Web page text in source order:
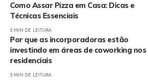
Como Assar Pizza em Casa: Dicas e
Técnicas Essenciais
5 MIN DE LEITURA
Por que as incorporadoras estão
investindo em áreas de coworking nos
residenciais
5 MIN DE LEITURA